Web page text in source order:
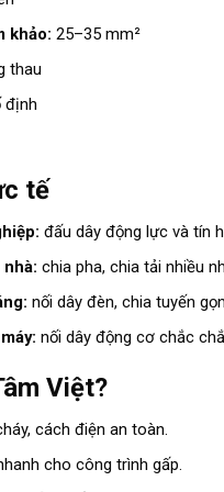
khảo: 25–35 mm²
thau
định
tế
đấu dây động lực và tín
chia pha, chia tải nhiều
nối dây đèn, chia tuyến
nối dây động cơ chắc
Việt?
cách điện an toàn.
cho công trình gấp.